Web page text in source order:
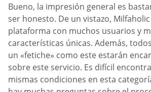
Bueno, la impresión general es
ser honesto. De un vistazo,
plataforma con muchos usuarios y
características únicas. Además,
un «fetiche» como este estarán
sobre este servicio. Es difícil
mismas condiciones en esta